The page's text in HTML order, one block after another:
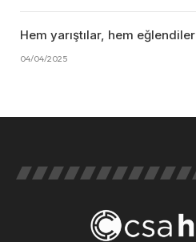
Hem yarıştılar, hem eğlendiler
04/04/2025